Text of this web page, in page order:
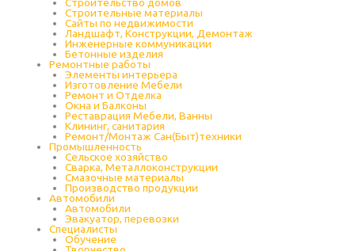
Строительные материалы
Сайты по недвижимости
Ландшафт, Конструкции, Демонтаж
Инженерные коммуникации
Бетонные изделия
Ремонтные работы
Элементы интерьера
Изготовление Мебели
Ремонт и Отделка
Окна и Балконы
Реставрация Мебели, Ванны
Клининг, санитария
Ремонт/Монтаж Сан(Быт)техники
Промышленность
Cельское хозяйство
Сварка, Металлоконструкции
Cмазочные материалы
Производство продукции
Автомобили
Автомобили
Эвакуатор, перевозки
Специалисты
Обучение